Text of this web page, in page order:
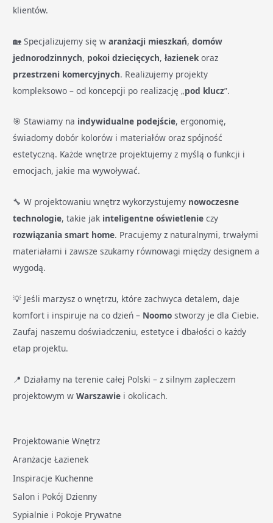
klientów.
🏡 Specjalizujemy się waranżacji mieszkań,domów
jednorodzinnych, pokoi dziecięcych,łazienek oraz
przestrzeni komercyjnych. Realizujemy projekty
kompleksowo – od koncepcji po realizację „pod klucz”.
🎯 Stawiamy na indywidualne podejście, ergonomię,
świadomy dobór kolorów i materiałów oraz spójność
estetyczną. Każde wnętrze projektujemy z myślą o funkcji i
emocjach, jakie ma wywoływać.
🔧 W projektowaniu wnętrz wykorzystujemy nowoczesne
technologie, takie jak inteligentne oświetlenie czy
rozwiązania smart home. Pracujemy z naturalnymi, trwałymi
materiałami i zawsze szukamy równowagi między designem a
wygodą.
💡 Jeśli marzysz o wnętrzu, które zachwyca detalem, daje
komfort i inspiruje na co dzień – Noomo stworzy je dla Ciebie.
Zaufaj naszemu doświadczeniu, estetyce i dbałości o każdy
etap projektu.
📍 Działamy na terenie całej Polski – z silnym zapleczem
projektowym wWarszawie i okolicach.
Projektowanie Wnętrz
Aranżacje Łazienek
Inspiracje Kuchenne
Salon i Pokój Dzienny
Sypialnie i Pokoje Prywatne